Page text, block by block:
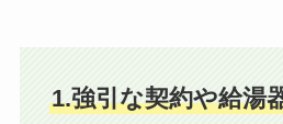
1.強引な契約や給湯